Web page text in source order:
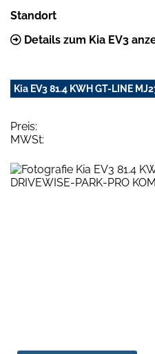
Standort
Details zum Kia EV3
Kia EV3 81.4 KWH GT-LINE
Preis:
MWSt: